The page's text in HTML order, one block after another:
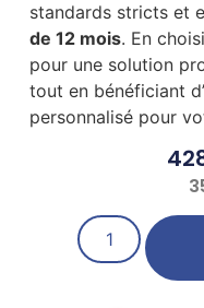
standards stricts et
de 12 mois. En
pour une solution
tout en bénéficiant
personnalisé pour